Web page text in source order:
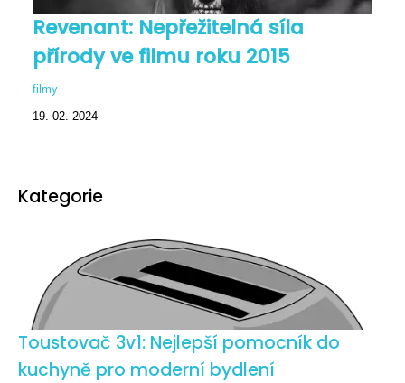
Revenant: Nepřežitelná síla
přírody ve filmu roku 2015
filmy
19. 02. 2024
Kategorie
Toustovač 3v1: Nejlepší pomocník do
kuchyně pro moderní bydlení